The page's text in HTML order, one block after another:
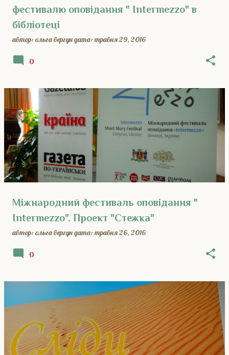
фестивалю оповідання " Intermezzo" в
бібліотеці
автор: ольга вергундата:травня 29, 2016
0
Міжнародний фестиваль оповідання "
Intermezzo". Проект "Стежка"
автор: ольга вергундата:травня 26, 2016
0